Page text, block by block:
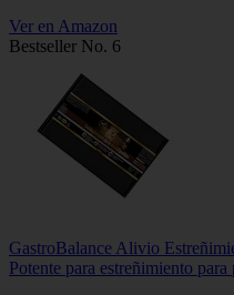
Ver en Amazon
Bestseller No. 6
GastroBalance Alivio
Potente para estreñimiento